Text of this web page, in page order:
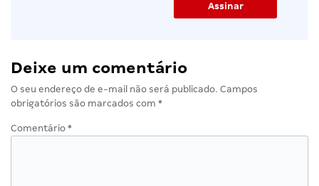
Deixe um comentário
O seu endereço de e-mail não será publicado. Campos
obrigatórios são marcados com *
Comentário *